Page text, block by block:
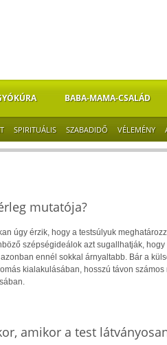
BABA-MAMA-CSALÁD
SPIRITUÁLIS SZABADIDŐ VÉLEMÉNY
mutatója?
úgy érzik, hogy a testsúlyuk
szépségideálok azt sugallhatják, hogy
ennél sokkal árnyaltabb. Bár a
kialakulásában, hosszú távon
amikor a test